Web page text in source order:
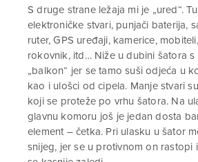
S druge strane ležaja mi je „ured“.
elektroničke stvari, punjači baterija,
ruter, GPS uređaji, kamerice,
rokovnik, itd… Niže u dubini šatora s
„balkon“ jer se tamo suši odjeća u
kao i ulošci od cipela. Manje stvari
koji se proteže po vrhu šatora. Na
glavnu komoru još je jedan dosta
element – četka. Pri ulasku u šator
snijeg, jer se u protivnom on rastopi